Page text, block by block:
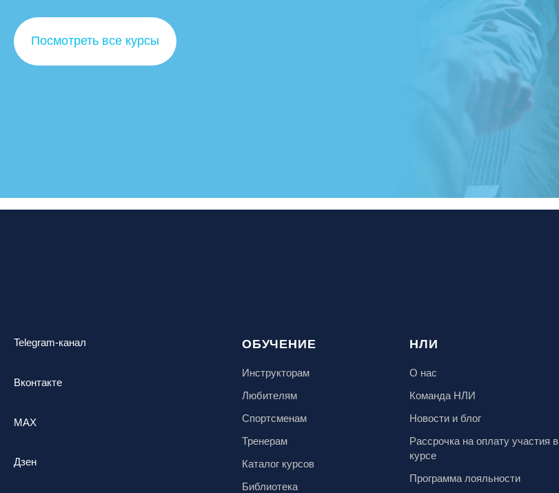
Посмотреть все курсы
Telegram-канал
Вконтакте
MAX
Дзен
ОБУЧЕНИЕ
Инструкторам
Любителям
Спортсменам
Тренерам
Каталог курсов
Библиотека
НЛИ
О нас
Команда НЛИ
Новости и блог
Рассрочка на оплату участия в
курсе
Программа лояльности